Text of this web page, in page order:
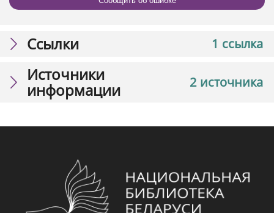
1 ссылка
Ссылки
2 источника
Источники
информации